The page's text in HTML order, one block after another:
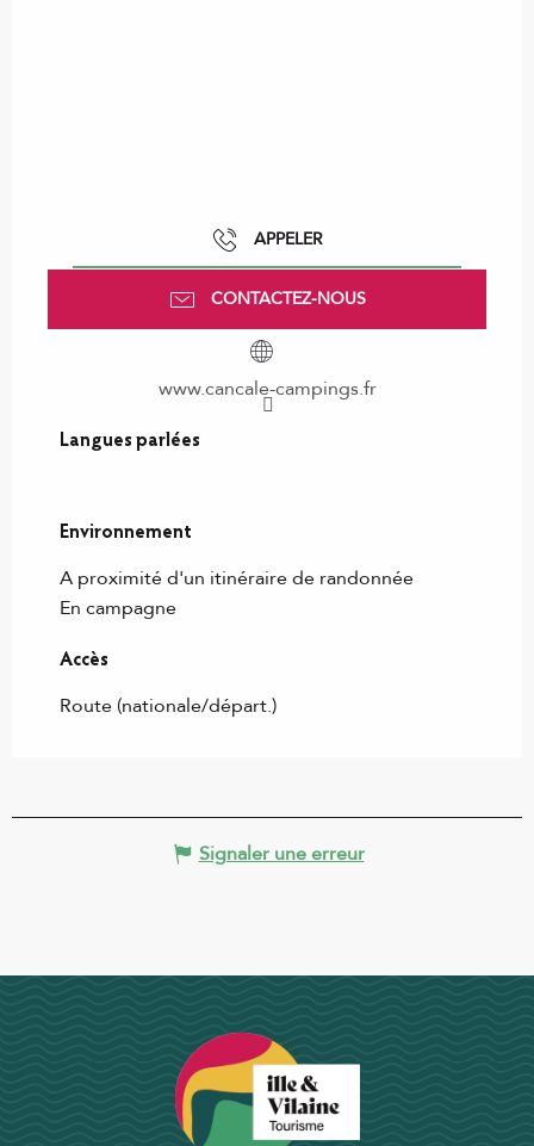
APPELER
CONTACTEZ-NOUS
www.cancale-campings.fr
Langues parlées
Langues parlées
Environnement
Environnement
A proximité d'un itinéraire de randonnée
En campagne
Accès
Accès
Route (nationale/départ.)
Signaler une erreur